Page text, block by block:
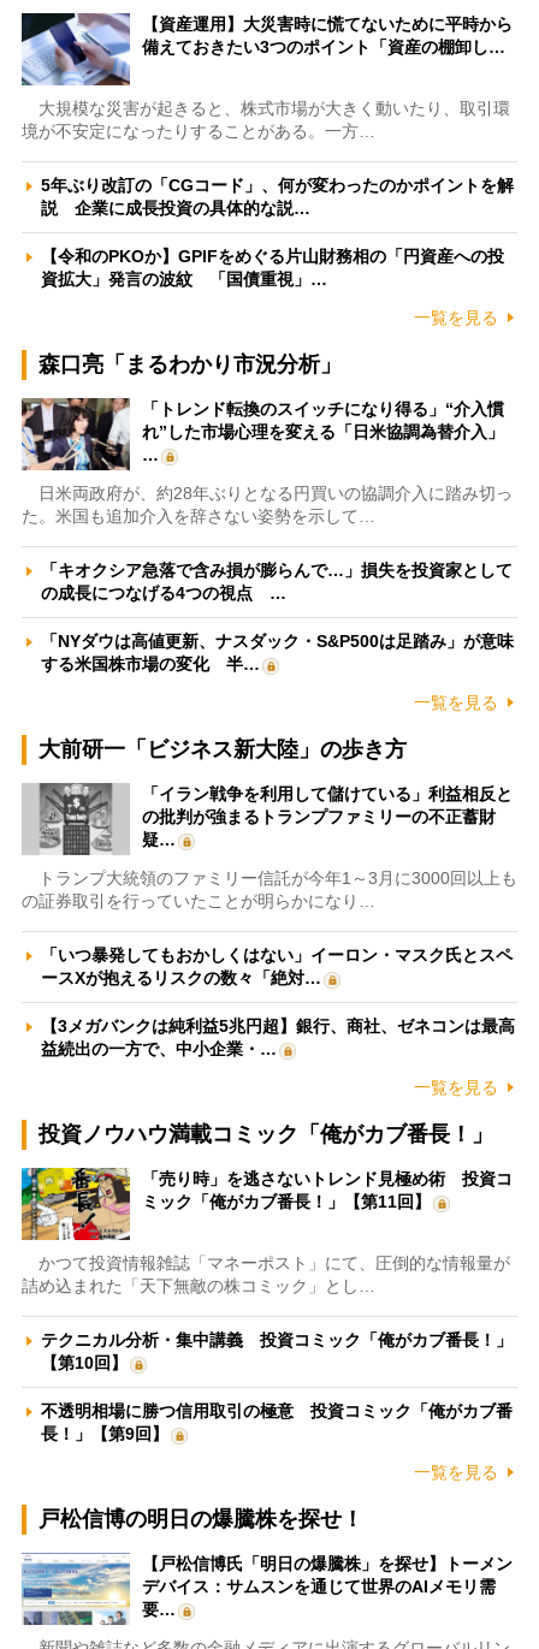
【資産運用】大災害時に慌てないために平時から
備えておきたい3つのポイント「資産の棚卸し…
大規模な災害が起きると、株式市場が大きく動いたり、取引環
境が不安定になったりすることがある。一方…
5年ぶり改訂の「CGコード」、何が変わったのかポイントを解
説 企業に成長投資の具体的な説…
【令和のPKOか】GPIFをめぐる片山財務相の「円資産への投
資拡大」発言の波紋 「国債重視」…
一覧を見る
森口亮「まるわかり市況分析」
「トレンド転換のスイッチになり得る」“介入慣
れ”した市場心理を変える「日米協調為替介入」
…
日米両政府が、約28年ぶりとなる円買いの協調介入に踏み切っ
た。米国も追加介入を辞さない姿勢を示して…
「キオクシア急落で含み損が膨らんで…」損失を投資家として
の成長につなげる4つの視点 …
「NYダウは高値更新、ナスダック・S&P500は足踏み」が意味
する米国株市場の変化 半…
一覧を見る
大前研一「ビジネス新大陸」の歩き方
「イラン戦争を利用して儲けている」利益相反と
の批判が強まるトランプファミリーの不正蓄財
疑…
トランプ大統領のファミリー信託が今年1～3月に3000回以上も
の証券取引を行っていたことが明らかになり…
「いつ暴発してもおかしくはない」イーロン・マスク氏とスペ
ースXが抱えるリスクの数々「絶対…
【3メガバンクは純利益5兆円超】銀行、商社、ゼネコンは最高
益続出の一方で、中小企業・…
一覧を見る
投資ノウハウ満載コミック「俺がカブ番長！」
「売り時」を逃さないトレンド見極め術 投資コ
ミック「俺がカブ番長！」【第11回】
かつて投資情報雑誌「マネーポスト」にて、圧倒的な情報量が
詰め込まれた「天下無敵の株コミック」とし…
テクニカル分析・集中講義 投資コミック「俺がカブ番長！」
【第10回】
不透明相場に勝つ信用取引の極意 投資コミック「俺がカブ番
長！」【第9回】
一覧を見る
戸松信博の明日の爆騰株を探せ！
【戸松信博氏「明日の爆騰株」を探せ】トーメン
デバイス：サムスンを通じて世界のAIメモリ需
要…